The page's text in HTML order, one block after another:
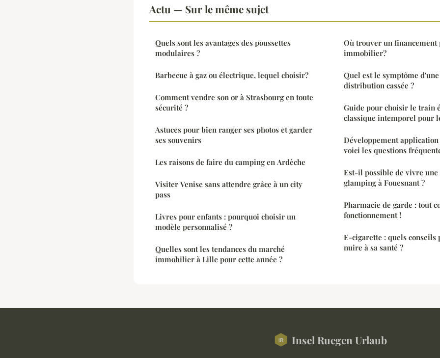
Actu — Sur le même sujet
Quels sont les avantages des poussettes
modulaires ?
Barbecue à gaz ou électrique, lequel choisir?
Comment vendre son or à Strasbourg en toute
sécurité ?
Astuces pour bien ranger ses photos et garder
ses souvenirs
Les raisons de faire du camping en Ardèche
Visiter Venise sans attendre grâce à un city
pass
Livres pour enfants : pourquoi choisir un
modèle personnalisé ?
Quelles sont les tendances du marché
immobilier à Lille pour cette année ?
Où trouver un
immobilier?
Quel est le symptôme
distribution cassée ?
Guide pour choisir le train
classique intemporel pour
Développement
voici les questions
Est-il possible de vivre une
glamping à Fouesnant ?
Pharmacie de garde : tout
fonctionnement !
E-cigarette : quels conseils
nuire à sa santé ?
Insel Ruegen Urlaub